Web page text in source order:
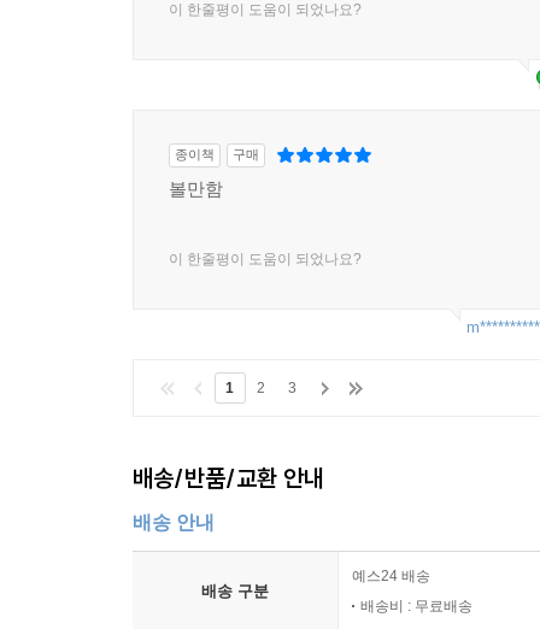
이 한줄평이 도움이 되었나요?
종이책 구매
볼만함
이 한줄평이 도움이 되었나요?
1 2 3
배송/반품/교환 안내
배송 안내
배송 구분
예스24 배송
배송비 : 무료배송